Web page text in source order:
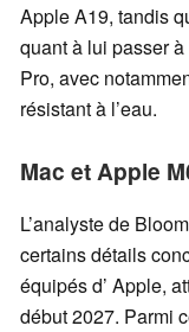
Apple A19, tandis
quant à lui passer
Pro, avec
résistant à l’eau.
Mac et Apple
L’analyste de
certains détails
équipés d’ Apple,
début 2027. Parmi